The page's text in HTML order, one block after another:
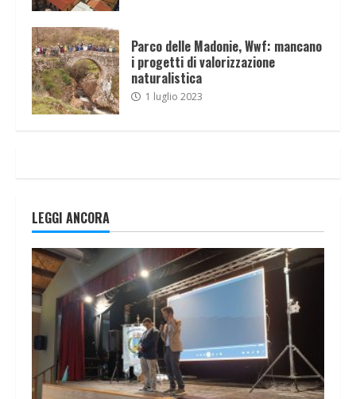
Parco delle Madonie, Wwf: mancano
i progetti di valorizzazione
naturalistica
1 luglio 2023
LEGGI ANCORA